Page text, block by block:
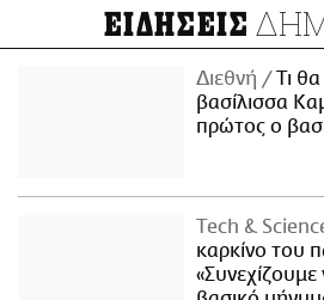
ΕΙΔΗΣΕΙΣ
Διεθνή
Τι θα
βασίλισσα
πρώτος ο
Τech &
καρκίνο του